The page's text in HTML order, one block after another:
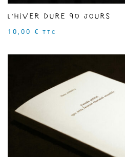
L'hiver dure 90 jours
10,00 € TTC